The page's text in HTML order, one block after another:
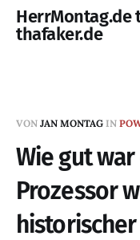
HerrMontag.de
thafaker.de
VON JAN MONTAG IN
Wie gut
Prozessor